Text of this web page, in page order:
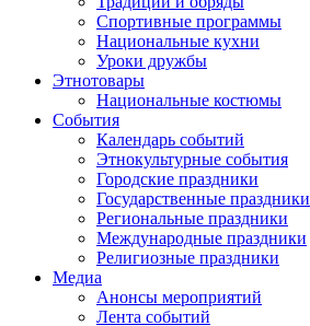
Спортивные программы
Национальные кухни
Уроки дружбы
Этнотовары
Национальные костюмы
События
Календарь событий
Этнокультурные события
Городские праздники
Государственные праздники
Региональные праздники
Международные праздники
Религиозные праздники
Медиа
Анонсы мероприятий
Лента событий